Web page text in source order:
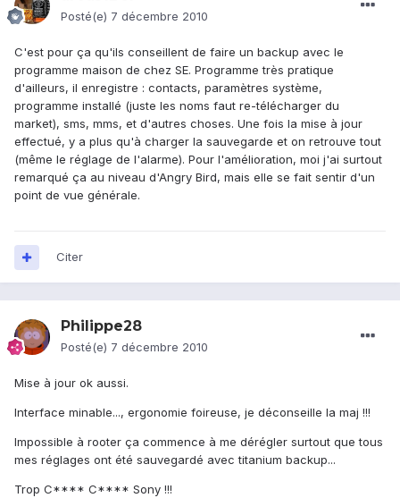
Posté(e) 7 décembre 2010
C'est pour ça qu'ils conseillent de faire un backup avec le
programme maison de chez SE. Programme très pratique
d'ailleurs, il enregistre : contacts, paramètres système,
programme installé (juste les noms faut re-télécharger du
market), sms, mms, et d'autres choses. Une fois la mise à jour
effectué, y a plus qu'à charger la sauvegarde et on retrouve tout
(même le réglage de l'alarme). Pour l'amélioration, moi j'ai surtout
remarqué ça au niveau d'Angry Bird, mais elle se fait sentir d'un
point de vue générale.
Citer
Philippe28
Posté(e) 7 décembre 2010
Mise à jour ok aussi.
Interface minable..., ergonomie foireuse, je déconseille la maj !!!
Impossible à rooter ça commence à me dérégler surtout que tous
mes réglages ont été sauvegardé avec titanium backup...
Trop C**** C**** Sony !!!